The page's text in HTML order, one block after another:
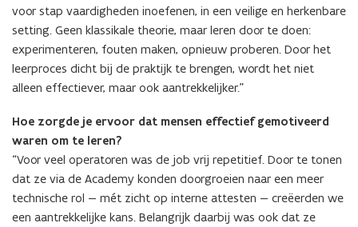
voor stap vaardigheden inoefenen, in een veilige en herkenbare
setting. Geen klassikale theorie, maar leren door te doen:
experimenteren, fouten maken, opnieuw proberen. Door het
leerproces dicht bij de praktijk te brengen, wordt het niet
alleen effectiever, maar ook aantrekkelijker.”
Hoe zorgde je ervoor dat mensen effectief gemotiveerd
waren om te leren?
“Voor veel operatoren was de job vrij repetitief. Door te tonen
dat ze via de Academy konden doorgroeien naar een meer
technische rol — mét zicht op interne attesten — creëerden we
een aantrekkelijke kans. Belangrijk daarbij was ook dat ze